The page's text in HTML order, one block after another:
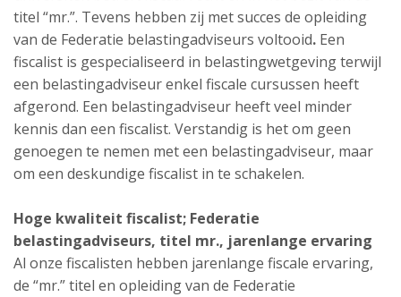
titel “mr.”. Tevens hebben zij met succes de opleiding
van de Federatie belastingadviseurs voltooid. Een
fiscalist is gespecialiseerd in belastingwetgeving terwijl
een belastingadviseur enkel fiscale cursussen heeft
afgerond. Een belastingadviseur heeft veel minder
kennis dan een fiscalist. Verstandig is het om geen
genoegen te nemen met een belastingadviseur, maar
om een deskundige fiscalist in te schakelen.
Hoge kwaliteit fiscalist; Federatie
belastingadviseurs, titel mr., jarenlange ervaring
Al onze fiscalisten hebben jarenlange fiscale ervaring,
de “mr.” titel en opleiding van de Federatie